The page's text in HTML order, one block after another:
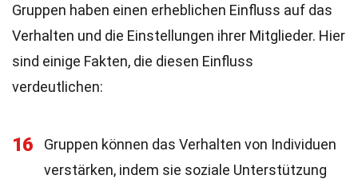
Gruppen haben einen erheblichen Einfluss auf das
Verhalten und die Einstellungen ihrer Mitglieder. Hier
sind einige Fakten, die diesen Einfluss
verdeutlichen:
16
Gruppen können das Verhalten von Individuen
verstärken, indem sie soziale Unterstützung